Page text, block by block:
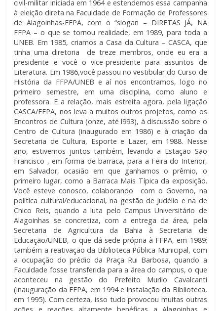
civil-militar iniciada em 1964 e estendemos essa campanha
à eleição direta na Faculdade de Formação de Professores
de Alagoinhas-FFPA, com o “slogan – DIRETAS JÁ, NA
FFPA – o que se tornou realidade, em 1989, para toda a
UNEB. Em 1985, criamos a Casa da Cultura – CASCA, que
tinha uma diretoria de treze membros, onde eu era a
presidente e você o vice-presidente para assuntos de
Literatura. Em 1986,você passou no vestibular do Curso de
História da FFPA/UNEB e aí nos encontramos, logo no
primeiro semestre, em uma disciplina, como aluno e
professora. E a relação, mais estreita agora, pela ligação
CASCA/FFPA, nos leva a muitos outros projetos, como os
Encontros de Cultura (onze, até l993), à discussão sobre o
Centro de Cultura (inaugurado em 1986) e à criação da
Secretaria de Cultura, Esporte e Lazer, em 1988. Nesse
ano, estivemos juntos também, levando a Estação São
Francisco , em forma de barraca, para a Feira do Interior,
em Salvador, ocasião em que ganhamos o prêmio, o
primeiro lugar, como a Barraca Mais Típica da exposição.
Você esteve conosco, colaborando com o Governo, na
política cultural/educacional, na gestão de Judélio e na de
Chico Reis, quando a luta pelo Campus Universitário de
Alagoinhas se concretiza, com a entrega da área, pela
Secretaria de Agricultura da Bahia à Secretaria de
Educação/UNEB, o que dá sede própria à FFPA, em 1989;
também a reativação da Biblioteca Pública Municipal, com
a ocupação do prédio da Praça Rui Barbosa, quando a
Faculdade fosse transferida para a área do campus, o que
aconteceu na gestão do Prefeito Murilo Cavalcanti
(inauguração da FFPA, em 1994 e instalação da Biblioteca,
em 1995). Com certeza, isso tudo provocou muitas outras